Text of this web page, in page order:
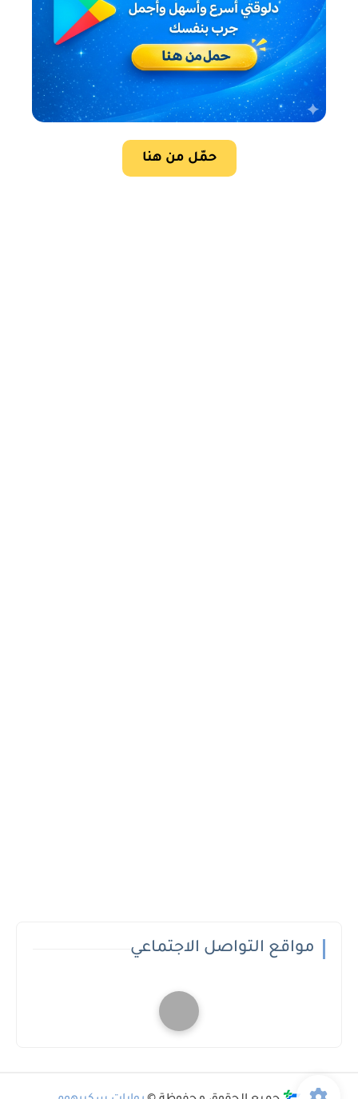
حمّل من هنا
مواقع التواصل الاجتماعي